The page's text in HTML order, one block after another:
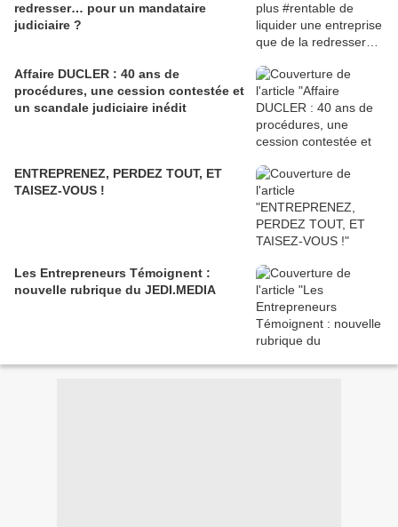
redresser… pour un mandataire
judiciaire ?
Affaire DUCLER : 40 ans de
procédures, une cession contestée et
un scandale judiciaire inédit
ENTREPRENEZ, PERDEZ TOUT, ET
TAISEZ-VOUS !
Les Entrepreneurs Témoignent :
nouvelle rubrique du JEDI.MEDIA